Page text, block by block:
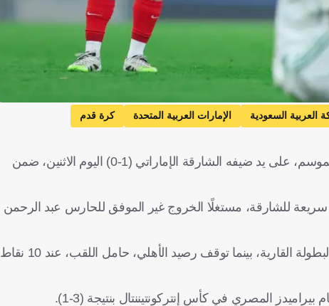
العربية السعودية الإمارات العربية المتحدة كرة قدم
تلقى الأهلي السعودي أول هزيمة في مشواره بدوري أبطال آسيا للنخبة، هذا الموسم، على يد ضيفه الشارقة الإماراتي (1-0) اليوم الاثنين، ضمن
هدف المباراة الوحيد في الدقيقة 81، من مرتدة سريعة للشارقة، مستغلًا الخروج غير الموفق للحارس عبد الرحمن
ورفع الشارقة رصيده بهذا الفوز إلى 7 نقاط، في المركز السابع بجدول ترتيب البطولة القارية، بينما توقف رصيد الأهلي، حامل اللقب، عند 10 نقاط
المصري في كأس إنتركونتيننتال بنتيجة (3-1).